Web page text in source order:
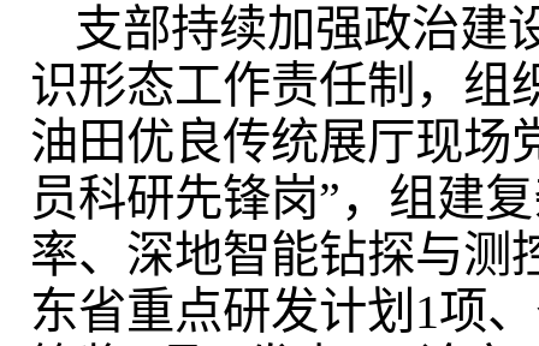
支部持续加强政治建
识形态工作责任制，组
油田优良传统展厅现场
员科研先锋岗”，组建
率、深地智能钻探与测
东省重点研发计划1项